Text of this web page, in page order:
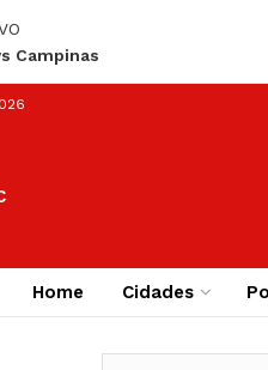
Campinas
Home Cidades